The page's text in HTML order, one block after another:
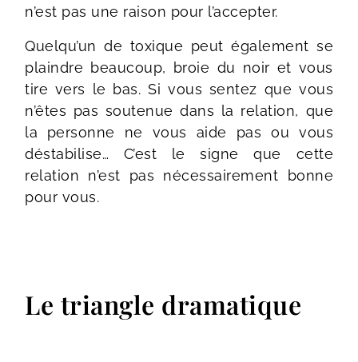
n’est pas une raison pour l’accepter.
Quelqu’un de toxique peut également se
plaindre beaucoup, broie du noir et vous
tire vers le bas. Si vous sentez que vous
n’êtes pas soutenue dans la relation, que
la personne ne vous aide pas ou vous
déstabilise… C’est le signe que cette
relation n’est pas nécessairement bonne
pour vous.
Le triangle dramatique